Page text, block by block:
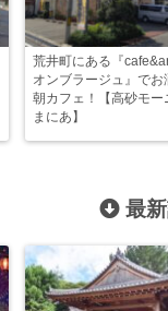
荒井町にある『
オンブラージュ』でお
朝カフェ！【高砂モー
まにあ】
最